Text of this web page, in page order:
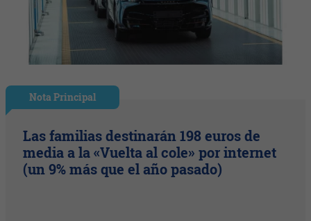
Nota Principal
Las familias destinarán 198 euros de
media a la «Vuelta al cole» por internet
(un 9% más que el año pasado)